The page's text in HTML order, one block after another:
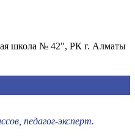
школа № 42", РК г. Алматы
педагог-эксперт.